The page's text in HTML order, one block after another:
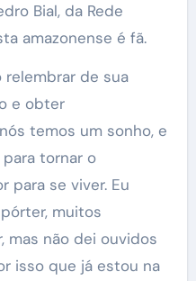
Bial, da Rede
amazonense é fã.
relembrar de sua
e obter
temos um sonho, e
tornar o
para se viver. Eu
muitos
mas não dei ouvidos
isso que já estou na